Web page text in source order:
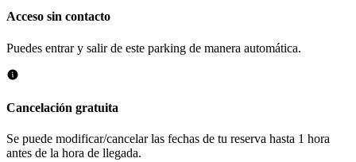
Acceso sin contacto
Puedes entrar y salir de este parking de manera automática.
Cancelación gratuita
Se puede modificar/cancelar las fechas de tu reserva hasta 1 hora
antes de la hora de llegada.